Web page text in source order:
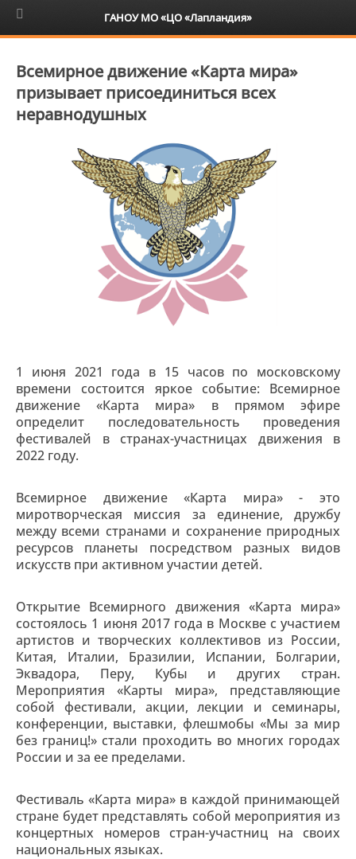
6+
Всемирное движение «Карта мира»
призывает присоединиться всех
неравнодушных
1 июня 2021 года в 15 часов по московскому
времени состоится яркое событие: Всемирное
движение «Карта мира» в прямом эфире
определит последовательность проведения
фестивалей в странах-участницах движения в
2022 году.
Всемирное движение «Карта мира» - это
миротворческая миссия за единение, дружбу
между всеми странами и сохранение природных
ресурсов планеты посредством разных видов
искусств при активном участии детей.
Открытие Всемирного движения «Карта мира»
состоялось 1 июня 2017 года в Москве с участием
артистов и творческих коллективов из России,
Китая, Италии, Бразилии, Испании, Болгарии,
Эквадора, Перу, Кубы и других стран.
Мероприятия «Карты мира», представляющие
собой фестивали, акции, лекции и семинары,
конференции, выставки, флешмобы «Мы за мир
без границ!» стали проходить во многих городах
России и за ее пределами.
Фестиваль «Карта мира» в каждой принимающей
стране будет представлять собой мероприятия из
концертных номеров стран-участниц на своих
национальных языках.
ГАНОУ МО «ЦО «Лапландия»